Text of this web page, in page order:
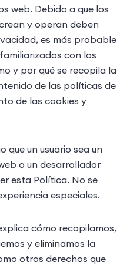
web. Debido a que los
y operan deben
es más probable
con los
y por qué se recopila la
de las políticas de
de las cookies y
que un usuario sea un
o un desarrollador
esta Política. No se
especiales.
cómo recopilamos,
y eliminamos la
otros derechos que